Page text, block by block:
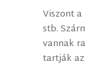
Viszont
stb.
vannak
tartják